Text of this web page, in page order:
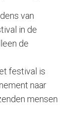
van
in de
de
festival is
naar
mensen